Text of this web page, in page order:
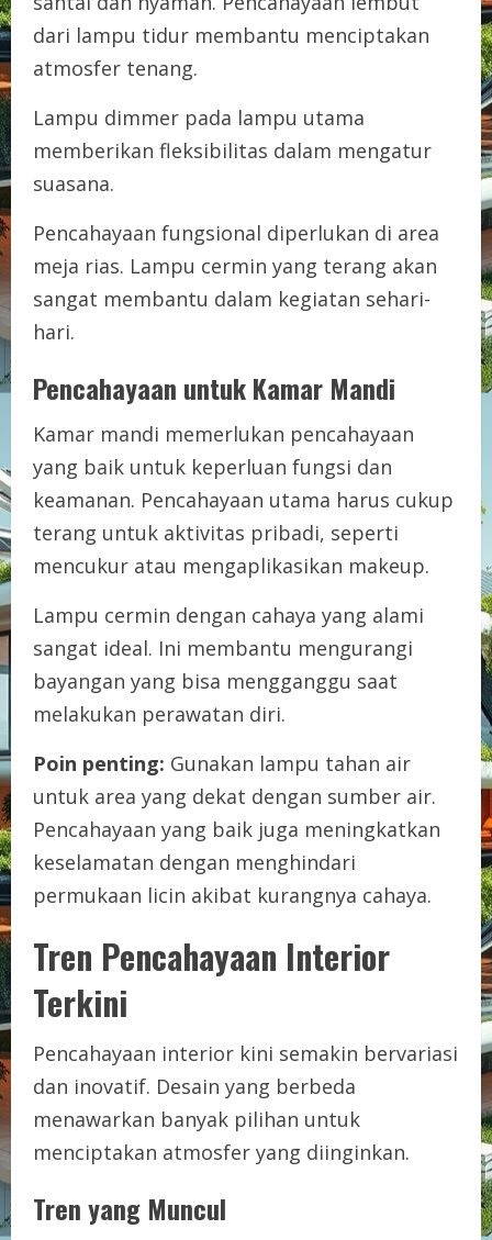
dari lampu tidur membantu menciptakan
atmosfer tenang.
Lampu dimmer pada lampu utama
memberikan fleksibilitas dalam mengatur
suasana.
Pencahayaan fungsional diperlukan di area
meja rias. Lampu cermin yang terang akan
sangat membantu dalam kegiatan sehari-
hari.
Pencahayaan untuk Kamar Mandi
Kamar mandi memerlukan pencahayaan
yang baik untuk keperluan fungsi dan
keamanan. Pencahayaan utama harus cukup
terang untuk aktivitas pribadi, seperti
mencukur atau mengaplikasikan makeup.
Lampu cermin dengan cahaya yang alami
sangat ideal. Ini membantu mengurangi
bayangan yang bisa mengganggu saat
melakukan perawatan diri.
Poin penting: Gunakan lampu tahan air
untuk area yang dekat dengan sumber air.
Pencahayaan yang baik juga meningkatkan
keselamatan dengan menghindari
permukaan licin akibat kurangnya cahaya.
Tren Pencahayaan Interior
Terkini
Pencahayaan interior kini semakin bervariasi
dan inovatif. Desain yang berbeda
menawarkan banyak pilihan untuk
menciptakan atmosfer yang diinginkan.
Tren yang Muncul